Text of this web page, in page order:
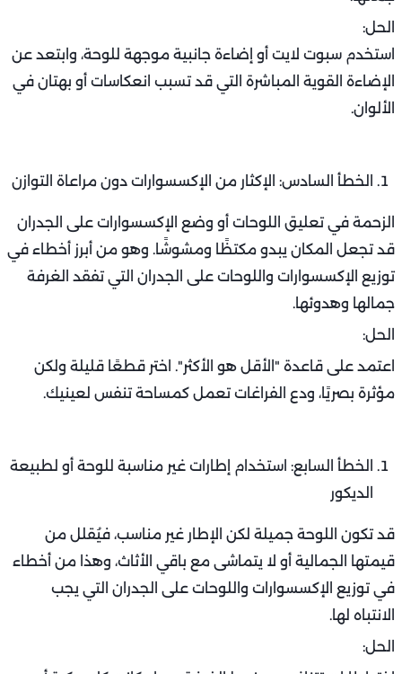
الحل:
استخدم سبوت لايت أو إضاءة جانبية موجهة للوحة، وابتعد عن
الإضاءة القوية المباشرة التي قد تسبب انعكاسات أو بهتان في
الألوان.
الخطأ السادس: الإكثار من الإكسسوارات دون مراعاة التوازن
الزحمة في تعليق اللوحات أو وضع الإكسسوارات على الجدران
قد تجعل المكان يبدو مكتظًا ومشوشًا. وهو من أبرز أخطاء في
توزيع الإكسسوارات واللوحات على الجدران التي تفقد الغرفة
جمالها وهدوئها.
الحل:
اعتمد على قاعدة "الأقل هو الأكثر". اختر قطعًا قليلة ولكن
مؤثرة بصريًا، ودع الفراغات تعمل كمساحة تنفس لعينيك.
الخطأ السابع: استخدام إطارات غير مناسبة للوحة أو لطبيعة
الديكور
قد تكون اللوحة جميلة لكن الإطار غير مناسب، فيُقلل من
قيمتها الجمالية أو لا يتماشى مع باقي الأثاث، وهذا من أخطاء
في توزيع الإكسسوارات واللوحات على الجدران التي يجب
الانتباه لها.
الحل: